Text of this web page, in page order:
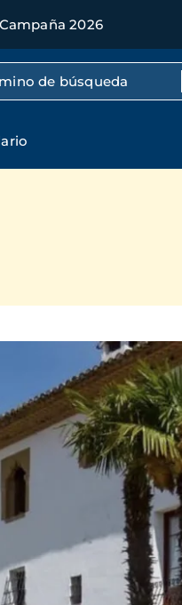
Campaña 2026
texto completo